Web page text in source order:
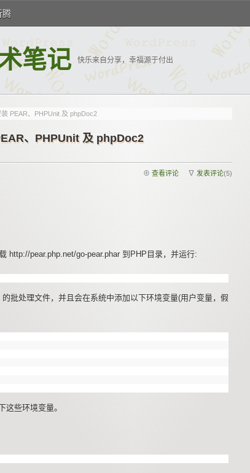
腾
笔记 快乐来自分享，幸福源于付出
PEAR、PHPUnit 及 phpDoc2
、PHPUnit 及 phpDoc2
∇ 发表评论(5)
⊕ 查看评论
http://pear.php.net/go-pear.phar 到PHP目录，并运行:
批处理文件，并且会在系统中添加以下环境变量(用户变量，假
些环境变量。